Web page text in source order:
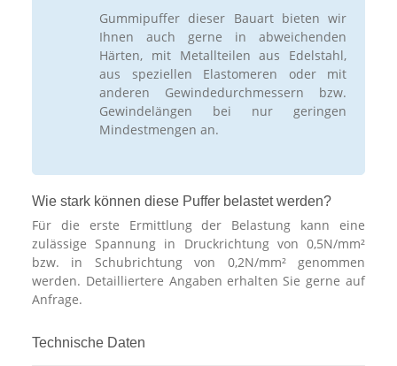
Gummipuffer dieser Bauart bieten wir
Ihnen auch gerne in abweichenden
Härten, mit Metallteilen aus Edelstahl,
aus speziellen Elastomeren oder mit
anderen Gewindedurchmessern bzw.
Gewindelängen bei nur geringen
Mindestmengen an.
Wie stark können diese Puffer belastet werden?
Für die erste Ermittlung der Belastung kann eine
zulässige Spannung in Druckrichtung von 0,5N/mm²
bzw. in Schubrichtung von 0,2N/mm² genommen
werden. Detailliertere Angaben erhalten Sie gerne auf
Anfrage.
Technische Daten